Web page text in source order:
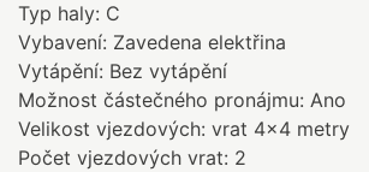
Typ haly: C
Vybavení: Zavedena elektřina
Vytápění: Bez vytápění
Možnost částečného pronájmu: Ano
Velikost vjezdových: vrat 4x4 metry
Počet vjezdových vrat: 2